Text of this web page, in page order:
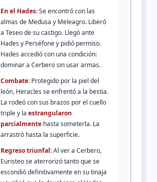
En el Hades:Se encontró con las
almas de Medusa y Meleagro. Liberó
a Teseo de su castigo. Llegó ante
Hades y Perséfone y pidió permiso.
Hades accedió con una condición:
dominar a Cerbero sin usar armas.
Combate: Protegido por la piel del
león, Heracles se enfrentó a la bestia.
La rodeó con sus brazos por el cuello
triple y la estrangularon
parcialmente hasta someterla. La
arrastró hasta la superficie.
Regreso triunfal:Al ver a Cerbero,
Euristeo se aterrorizó tanto que se
escondió definitivamente en su tinaja